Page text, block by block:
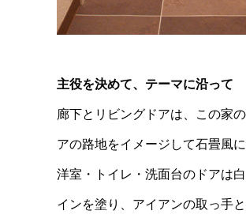
主役を決めて、テーマに沿って
廊下とリビングドアは、この家
アの路地をイメージして石畳風に
洋室・トイレ・洗面台のドアは
インを塗り、アイアンの取っ手